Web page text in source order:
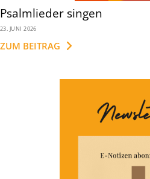
Psalmlieder singen
23. JUNI 2026
ZUM BEITRAG